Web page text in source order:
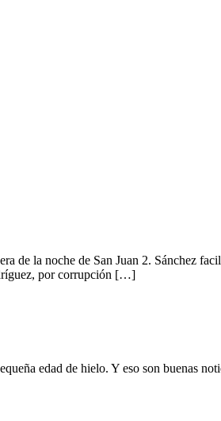
la noche de San Juan 2. Sánchez
por corrupción […]
edad de hielo. Y eso son buenas